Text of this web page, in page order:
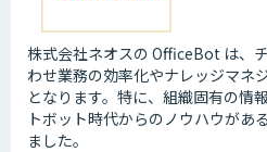
株式会社ネオスの OfficeBot は、
わせ業務の効率化やナレッジマネ
となります。特に、組織固有の情
トボット時代からのノウハウがあ
ました。